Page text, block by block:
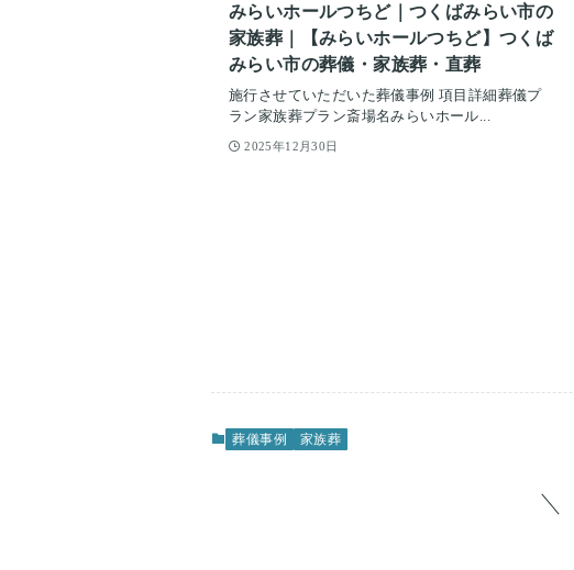
みらいホールつちど｜つくばみらい市の
家族葬｜【みらいホールつちど】つくば
みらい市の葬儀・家族葬・直葬
施行させていただいた葬儀事例 項目詳細葬儀プ
ラン家族葬プラン斎場名みらいホール...
2025年12月30日
葬儀事例 家族葬